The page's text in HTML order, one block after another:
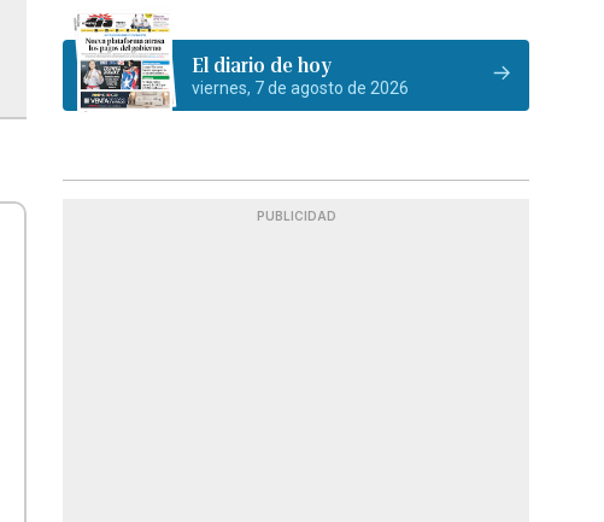
El diario de hoy
viernes, 7 de agosto de 2026
PUBLICIDAD